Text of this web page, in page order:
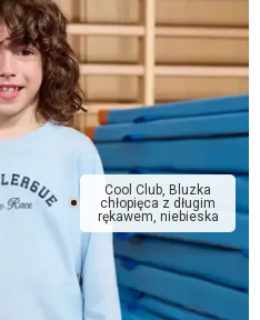
Cool Club, Bluzka
chłopięca z długim
rękawem, niebieska